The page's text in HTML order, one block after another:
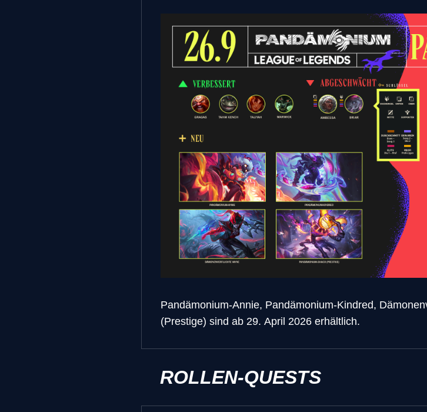
Pandämonium-Annie, Pandämonium-Kindred,
(Prestige) sind ab 29. April 2026 erhältlich.
ROLLEN-QUESTS